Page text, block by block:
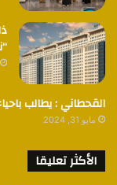
القحطاني : يطالب
مايو 31, 2024
الأكثر تعليقا